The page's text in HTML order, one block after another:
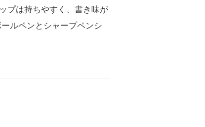
プは持ちやすく、書き味が
ルペンとシャープペンシ